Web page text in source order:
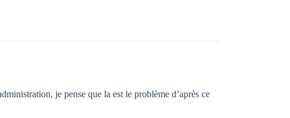
je pense que la est le problème d’après ce